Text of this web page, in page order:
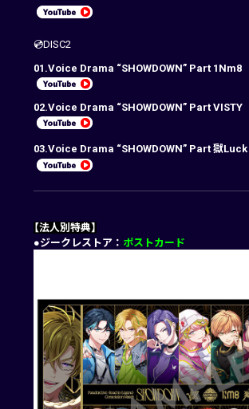
💿DISC2
01.Voice Drama “SHOWDOWN” Part 1Nm8
02.Voice Drama “SHOWDOWN” Part VISTY
03.Voice Drama “SHOWDOWN” Part 獄Luck
【法人別特典】
●ジークレストア： ポストカード